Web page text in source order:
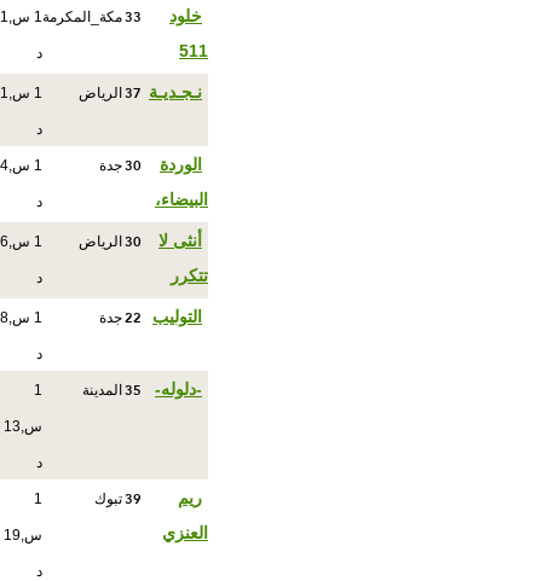
خلود
511
33مكة_المكرمة 1 س,1
د
نـجـديـة 37 الرياض 1 س,1
د
الوردة
البيضاء،
30جدة 1 س,4
د
أنثى لا
تتكرر
30 الرياض 1 س,6
د
التوليب 22جدة 1 س,8
د
-دلوله- 35 المدينة 1
س,13
د
ريم
العنزي
39تبوك 1
س,19
د